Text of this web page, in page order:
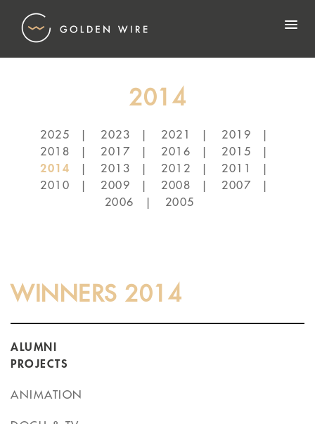
2014
2025 2023 2021
2019
2018
2017 2016 2015
2014 2013 2012
2011
2010
2009 2008
2007
2006
2005
WINNERS 2014
ALUMNI
PROJECTS
ANIMATION